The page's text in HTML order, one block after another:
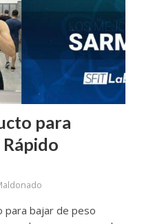
para
bajar de peso